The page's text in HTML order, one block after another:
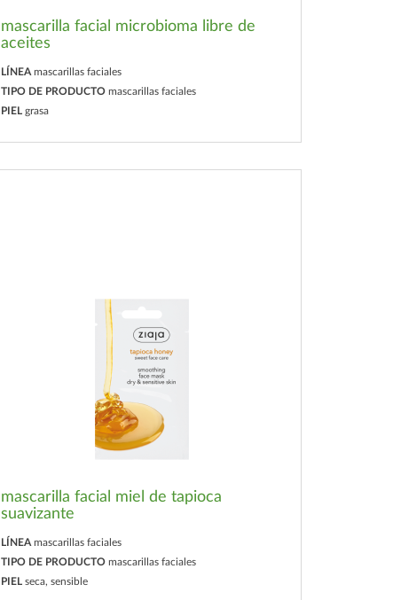
mascarilla facial microbioma libre de
aceites
LÍNEA mascarillas faciales
TIPO DE PRODUCTO mascarillas faciales
PIEL grasa
mascarilla facial miel de tapioca
suavizante
LÍNEA mascarillas faciales
TIPO DE PRODUCTO mascarillas faciales
PIEL seca, sensible